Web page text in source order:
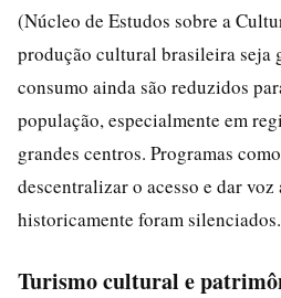
(Núcleo de Estudos sobre a
produção cultural brasileira seja
consumo ainda são reduzidos
população, especialmente em
grandes centros. Programas
descentralizar o acesso e dar voz
historicamente foram silenciados.
Turismo cultural e